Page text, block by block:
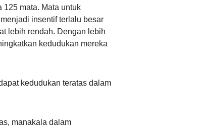
Kiswahili
Italiano
ภาษาไทย
mata. Mata untuk
insentif terlalu besar
lebih rendah. Dengan lebih
kedudukan mereka
kedudukan teratas dalam
manakala dalam